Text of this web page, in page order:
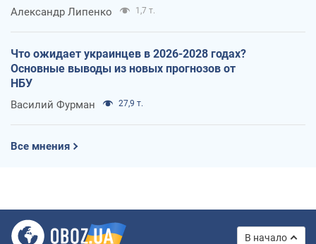
Александр Липенко 1,7 т.
Что ожидает украинцев в 2026-2028 годах?
Основные выводы из новых прогнозов от
НБУ
Василий Фурман 27,9 т.
Все мнения
В начало